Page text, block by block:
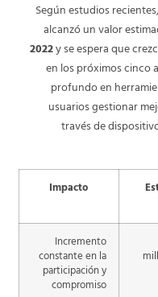
Según estudios
alcanzó un valor
2022y se espera que
en los próximos cinco
profundo en
usuarios gestionar
través de
Impacto
Incremento
constante en la
participación y
compromiso